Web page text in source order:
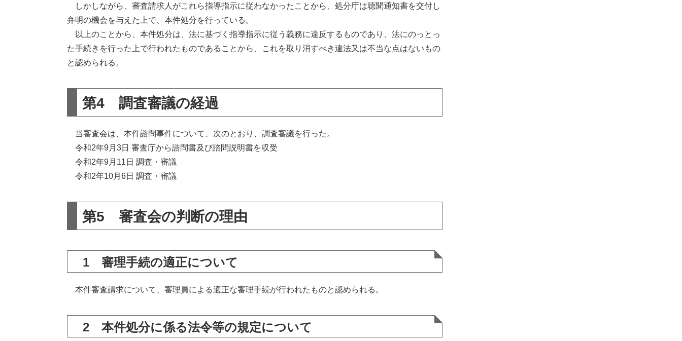
しかしながら、審査請求人がこれら指導指示に従わなかったことから、処分庁は聴聞通知書を交付し
弁明の機会を与えた上で、本件処分を行っている。
以上のことから、本件処分は、法に基づく指導指示に従う義務に違反するものであり、法にのっとっ
た手続きを行った上で行われたものであることから、これを取り消すべき違法又は不当な点はないもの
と認められる。
第4 調査審議の経過
当審査会は、本件諮問事件について、次のとおり、調査審議を行った。
令和2年9月3日 審査庁から諮問書及び諮問説明書を収受
令和2年9月11日 調査・審議
令和2年10月6日 調査・審議
第5 審査会の判断の理由
1 審理手続の適正について
本件審査請求について、審理員による適正な審理手続が行われたものと認められる。
2 本件処分に係る法令等の規定について